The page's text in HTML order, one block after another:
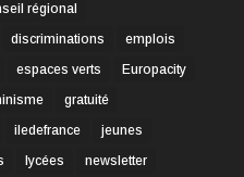
régional
discriminations
emplois
espaces verts
Europacity
gratuité
iledefrance
jeunes
lycées
newsletter